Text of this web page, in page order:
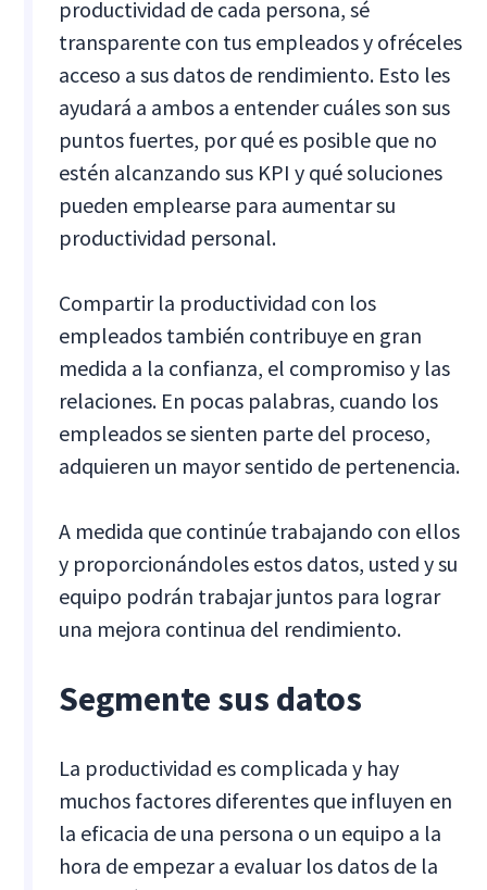
productividad de cada persona, sé
transparente con tus empleados y ofréceles
acceso a sus datos de rendimiento. Esto les
ayudará a ambos a entender cuáles son sus
puntos fuertes, por qué es posible que no
estén alcanzando sus KPI y qué soluciones
pueden emplearse para aumentar su
productividad personal.
Compartir la productividad con los
empleados también contribuye en gran
medida a la confianza, el compromiso y las
relaciones. En pocas palabras, cuando los
empleados se sienten parte del proceso,
adquieren un mayor sentido de pertenencia.
A medida que continúe trabajando con ellos
y proporcionándoles estos datos, usted y su
equipo podrán trabajar juntos para lograr
una mejora continua del rendimiento.
Segmente sus datos
La productividad es complicada y hay
muchos factores diferentes que influyen en
la eficacia de una persona o un equipo a la
hora de empezar a evaluar los datos de la